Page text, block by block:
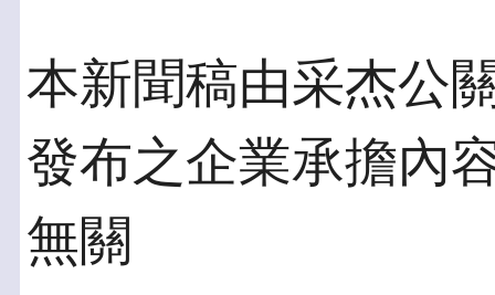
本新聞稿由采杰公
發布之企業承擔內
無關